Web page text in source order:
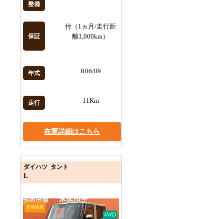
整備
保証
付（1ヵ月/走行距
離1,000km）
年式 R06/09
走行 11Km
在庫詳細はこちら
ダイハツ タント
L
未使用車
4WD